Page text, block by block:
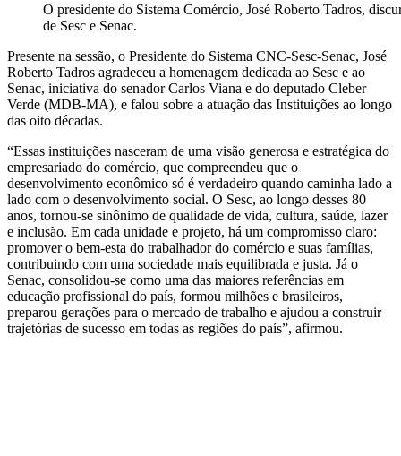
O presidente do Sistema Comércio, José Roberto Tadros,
de Sesc e Senac.
Presente na sessão, o Presidente do Sistema CNC-Sesc-Senac, José
Roberto Tadros agradeceu a homenagem dedicada ao Sesc e ao
Senac, iniciativa do senador Carlos Viana e do deputado Cleber
Verde (MDB-MA), e falou sobre a atuação das Instituições ao longo
das oito décadas.
“Essas instituições nasceram de uma visão generosa e estratégica do
empresariado do comércio, que compreendeu que o
desenvolvimento econômico só é verdadeiro quando caminha lado a
lado com o desenvolvimento social. O Sesc, ao longo desses 80
anos, tornou-se sinônimo de qualidade de vida, cultura, saúde, lazer
e inclusão. Em cada unidade e projeto, há um compromisso claro:
promover o bem-esta do trabalhador do comércio e suas famílias,
contribuindo com uma sociedade mais equilibrada e justa. Já o
Senac, consolidou-se como uma das maiores referências em
educação profissional do país, formou milhões e brasileiros,
preparou gerações para o mercado de trabalho e ajudou a construir
trajetórias de sucesso em todas as regiões do país”, afirmou.